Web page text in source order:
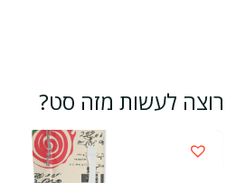
רוצה לעשות מזה סט?